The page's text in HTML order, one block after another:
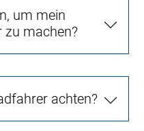
um mein
zu machen?
achten?